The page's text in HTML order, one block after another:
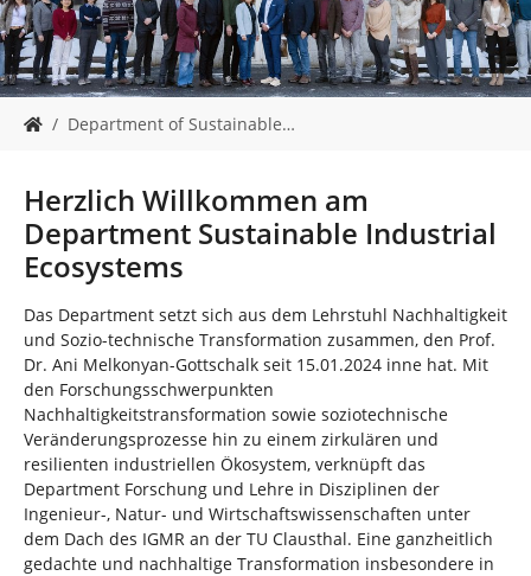
i
i
n
d
h
i
e
r
:
Department of Sustainable…
Herzlich Willkommen am
Department Sustainable Industrial
Ecosystems
Das Department setzt sich aus dem Lehrstuhl Nachhaltigkeit
und Sozio-technische Transformation zusammen, den Prof.
Dr. Ani Melkonyan-Gottschalk seit 15.01.2024 inne hat. Mit
den Forschungsschwerpunkten
Nachhaltigkeitstransformation sowie soziotechnische
Veränderungsprozesse hin zu einem zirkulären und
resilienten industriellen Ökosystem, verknüpft das
Department Forschung und Lehre in Disziplinen der
Ingenieur-, Natur- und Wirtschaftswissenschaften unter
dem Dach des IGMR an der TU Clausthal. Eine ganzheitlich
gedachte und nachhaltige Transformation insbesondere in